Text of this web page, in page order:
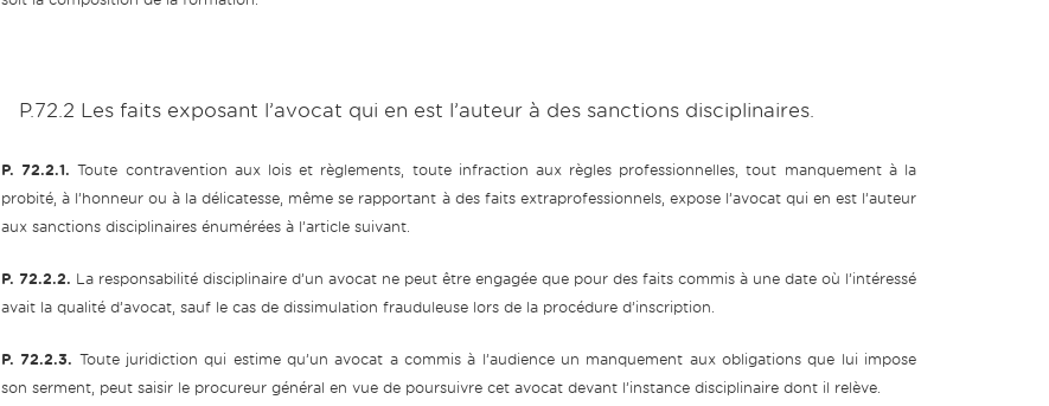
P.72.2 Les faits exposant l’avocat qui en est l’auteur à des sanctions disciplinaires.
P. 72.2.1. Toute contravention aux lois et règlements, toute infraction aux règles professionnelles, tout manquement à la
probité, à l’honneur ou à la délicatesse, même se rapportant à des faits extraprofessionnels, expose l’avocat qui en est l’auteur
aux sanctions disciplinaires énumérées à l’article suivant.
P. 72.2.2. La responsabilité disciplinaire d’un avocat ne peut être engagée que pour des faits commis à une date où l’intéressé
avait la qualité d’avocat, sauf le cas de dissimulation frauduleuse lors de la procédure d’inscription.
P. 72.2.3. Toute juridiction qui estime qu’un avocat a commis à l’audience un manquement aux obligations que lui impose
son serment, peut saisir le procureur général en vue de poursuivre cet avocat devant l’instance disciplinaire dont il relève.